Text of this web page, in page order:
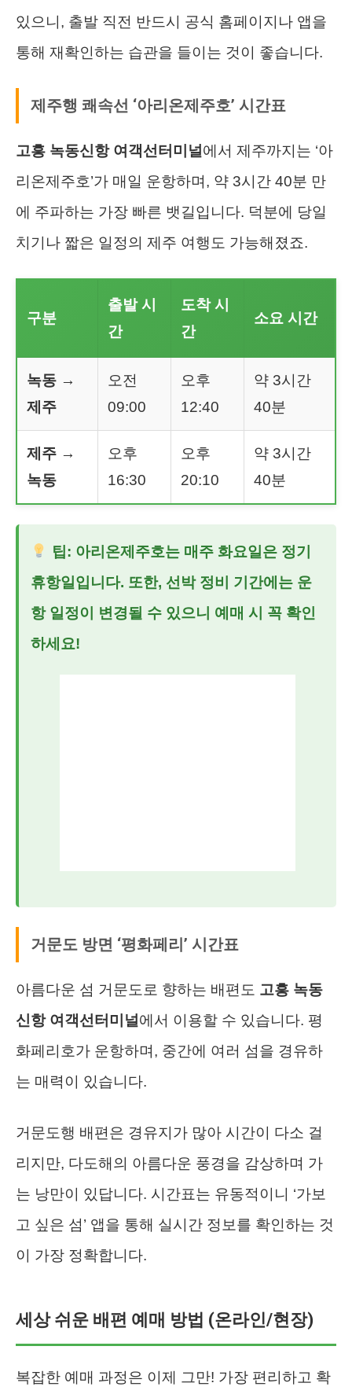
있으니, 출발 직전 반드시 공식 홈페이지나 앱을
통해 재확인하는 습관을 들이는 것이 좋습니다.
제주행 쾌속선 ‘아리온제주호’ 시간표
고흥 녹동신항 여객선터미널 에서 제주까지는 ‘아
리온제주호’가 매일 운항하며, 약 3시간 40분 만
에 주파하는 가장 빠른 뱃길입니다. 덕분에 당일
치기나 짧은 일정의 제주 여행도 가능해졌죠.
구분
출발 시
간
도착 시
간
소요 시간
녹동 →
제주
오전
09:00
오후
12:40
약 3시간
40분
제주 →
녹동
오후
16:30
오후
20:10
약 3시간
40분
팁: 아리온제주호는 매주 화요일은 정기
휴항일입니다. 또한, 선박 정비 기간에는 운
항 일정이 변경될 수 있으니 예매 시 꼭 확인
하세요!
거문도 방면 ‘평화페리’ 시간표
아름다운 섬 거문도로 향하는 배편도 고흥 녹동
신항 여객선터미널 에서 이용할 수 있습니다. 평
화페리호가 운항하며, 중간에 여러 섬을 경유하
는 매력이 있습니다.
거문도행 배편은 경유지가 많아 시간이 다소 걸
리지만, 다도해의 아름다운 풍경을 감상하며 가
는 낭만이 있답니다. 시간표는 유동적이니 ‘가보
고 싶은 섬’ 앱을 통해 실시간 정보를 확인하는 것
이 가장 정확합니다.
세상 쉬운 배편 예매 방법 (온라인/현장)
복잡한 예매 과정은 이제 그만! 가장 편리하고 확